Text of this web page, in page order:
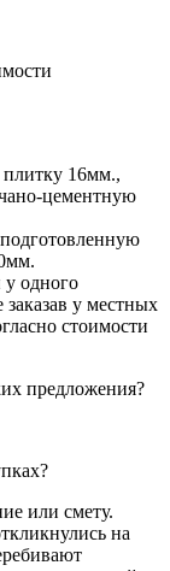
16мм.,
цементную
у одного
у местных
стоимости
предложения?
или смету.
на